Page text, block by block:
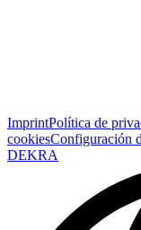
ImprintPolítica de
cookiesConfiguración
DEKRA